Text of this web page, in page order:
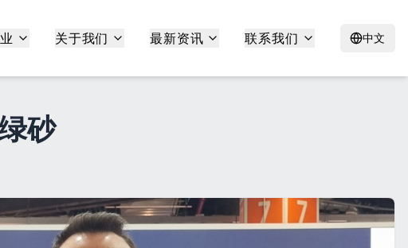
关于我们 最新资讯 联系我们 中文
砂